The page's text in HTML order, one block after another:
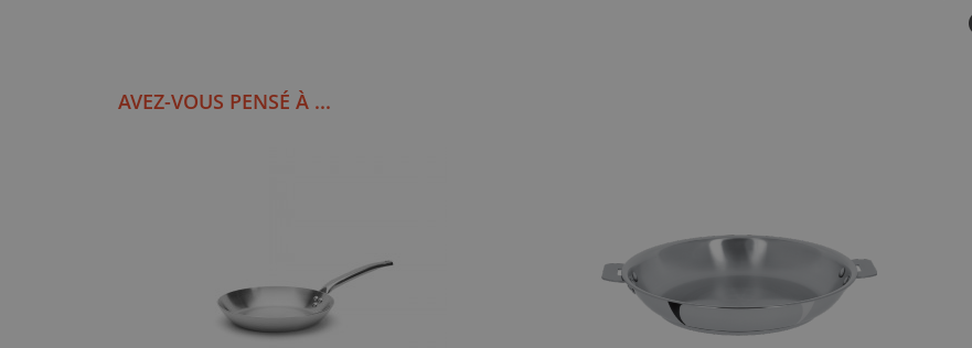
AVEZ-VOUS PENSÉ À ...